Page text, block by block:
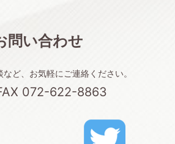
問い合わせ
ど、お気軽にご連絡ください。
072-622-8863